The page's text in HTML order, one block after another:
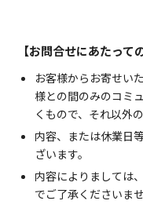
【お問合せにあたって
お客様からお寄せい
様との間のみのコミ
くもので、それ以外
内容、または休業日
ざいます。
内容によりましては
でご了承くださいませ